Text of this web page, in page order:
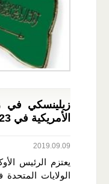
زيلينسكي في
الأمريكية في 23 سبتمبر
2019.09.09
يعتزم الرئيس